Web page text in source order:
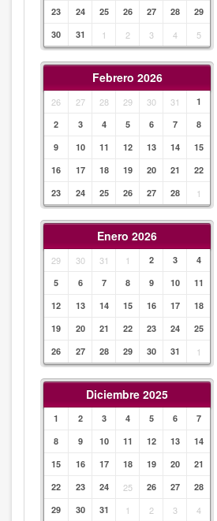
23
24 25 26 27 28
29
30
31 1 2 3 4 5
Febrero 2026
26 27 28 29 30 31
1
2
3 4 5 6 7
8
9
10 11 12 13 14
15
16
17 18 19 20 21
22
23
24 25 26 27 28 1
Enero 2026
29 30 31 1 2 3
4
5
6 7 8 9 10
11
12
13 14 15 16 17
18
19
20 21 22 23 24
25
26
27 28 29 30 31 1
Diciembre 2025
1 2 3 4 5 6
7
8
9 10 11 12 13
14
15
16 17 18 19 20
21
22
23 24 25 26 27
28
29
30 31 1 2 3 4